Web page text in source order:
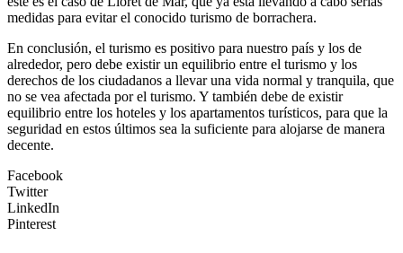
medidas para evitar el conocido turismo de borrachera.
En conclusión, el turismo es positivo para nuestro país y los de
alrededor, pero debe existir un equilibrio entre el turismo y los
derechos de los ciudadanos a llevar una vida normal y tranquila, que
no se vea afectada por el turismo. Y también debe de existir
equilibrio entre los hoteles y los apartamentos turísticos, para que la
seguridad en estos últimos sea la suficiente para alojarse de manera
decente.
Facebook
Twitter
LinkedIn
Pinterest